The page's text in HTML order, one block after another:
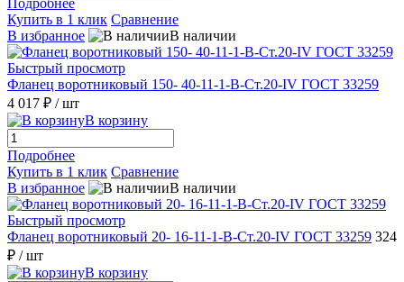
Подробнее
Купить в 1 клик Сравнение
В избранное
В наличии
Быстрый просмотр
Фланец воротниковый 150- 40-11-1-В-Ст.20-IV ГОСТ 33259
4 017 ₽ / шт
В корзину
Подробнее
Купить в 1 клик Сравнение
В избранное
В наличии
Быстрый просмотр
Фланец воротниковый 20- 16-11-1-В-Ст.20-IV ГОСТ 33259 324
₽ / шт
В корзину